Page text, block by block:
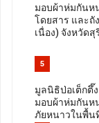
มอบผ้าห่มกันห
โดยสาร และ
เนื่อง) จังหวัด
5
มูลนิธิป่อเต็กตึ๊
มอบผ้าห่มกันห
ภัยหนาวในพื้น